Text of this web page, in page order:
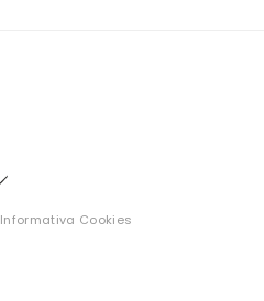
Informativa Cookies